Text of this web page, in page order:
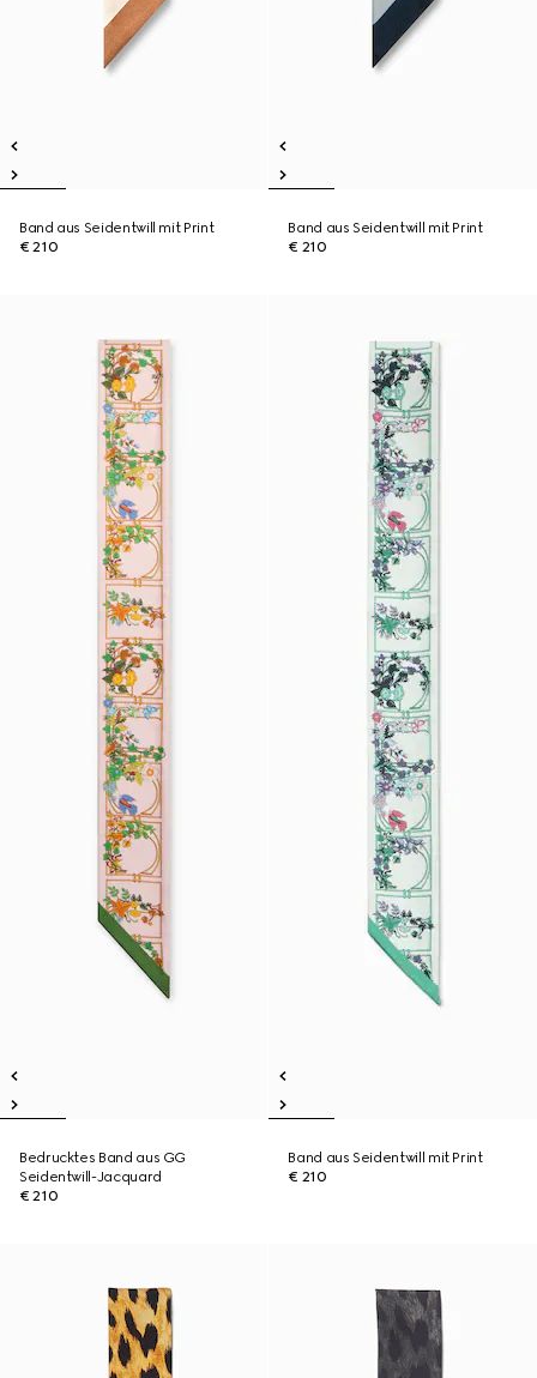
Band aus Seidentwill mit Print
€ 210
Band aus Seidentwill mit Print
€ 210
Bedrucktes Band aus GG
Seidentwill-Jacquard
€ 210
Band aus Seidentwill mit Print
€ 210